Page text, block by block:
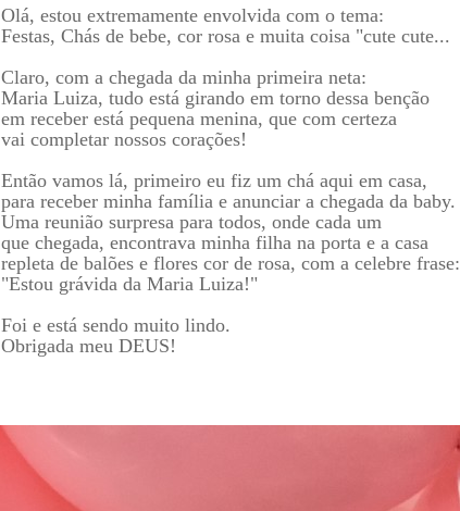
Olá, estou extremamente envolvida com o tema:
Festas, Chás de bebe, cor rosa e muita coisa "cute cute...
Claro, com a chegada da minha primeira neta:
Maria Luiza, tudo está girando em torno dessa benção
em receber está pequena menina, que com certeza
vai completar nossos corações!
Então vamos lá, primeiro eu fiz um chá aqui em casa,
para receber minha família e anunciar a chegada da baby.
Uma reunião surpresa para todos, onde cada um
que chegada, encontrava minha filha na porta e a casa
repleta de balões e flores cor de rosa, com a celebre frase:
"Estou grávida da Maria Luiza!"
Foi e está sendo muito lindo.
Obrigada meu DEUS!